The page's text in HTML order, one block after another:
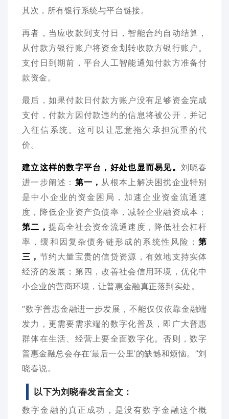
其次，所有银行系统与平台链接。
再者，当应收款到支付日，智能合约自动结算，
从付款方银行账户将资金划转收款方银行账户。
支付日到期前，平台人工智能通知付款方准备付
款资金。
最后，如果付款日付款方账户没有足够资金完成
支付，付款方因付款违约的信息将被公开，并记
入征信系统。这可以让恶意拖欠承担沉重的代
价。
建立这样的数字平台，好处也显而易见。 刘晓春
进一步阐述： 第一， 从根本上解决困扰企业特别
是中小企业的资金困局，加速企业资金流通速
度，降低企业资产负债率，减轻企业融资成本；
第二， 提高全社会资金流通速度，降低社会杠杆
率，缓和因复杂债务链形成的系统性风险； 第
三， 节约大量宝贵的信贷资源，有效地支持实体
经济的发展；第四，改善社会信用环境，优化中
小企业的营商环境，让普惠金融真正落到实处。
“数字普惠金融进一步发展，不能仅仅依靠金融端
发力，更需要需求端的数字化普及，即广大普惠
群体在生活、经营上要全面数字化。否则，数字
普惠金融总会存在‘最后一公里’的缺憾和烦恼。”刘
晓春说。
以下为刘晓春发言全文：
数字金融的真正成功，是没有数字金融这个概